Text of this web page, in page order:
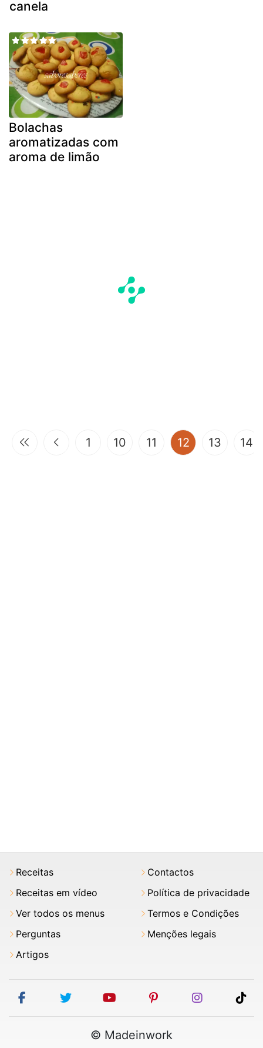
canela
Bolachas
aromatizadas com
aroma de limão
1 10 11 12(current)
13 14
Receitas
Receitas em vídeo
Ver todos os menus
Perguntas
Artigos
Contactos
Política de privacidade
Termos e Condições
Menções legais
facebooktwitter youtubepinterestinstagram
© Madeinwork